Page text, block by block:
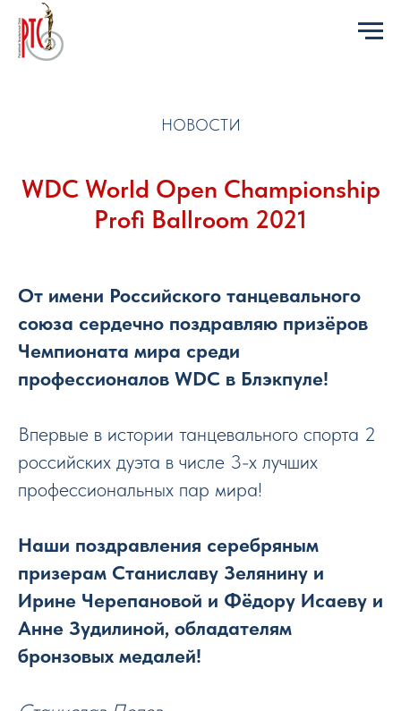
НОВОСТИ
WDC World Open Championship
Profi Ballroom 2021
От имени Российского танцевального
союза сердечно поздравляю призёров
Чемпионата мира среди
профессионалов WDC в Блэкпуле!
Впервые в истории танцевального спорта 2
российских дуэта в числе 3-х лучших
профессиональных пар мира!
Наши поздравления серебряным
призерам Станиславу Зелянину и
Ирине Черепановой и Фёдору Исаеву и
Анне Зудилиной, обладателям
бронзовых медалей!